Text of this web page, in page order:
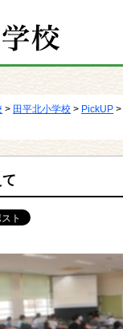
> 田平北小学校 > PickUP >